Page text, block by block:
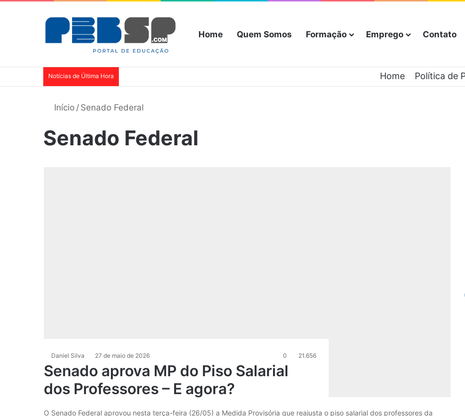
Home Quem Somos Formação Emprego Contato
Notícias de Última Hora Home Política de
Início / Senado Federal
Senado Federal
Daniel Silva 27 de maio de 2026 0 21.656
Senado aprova MP do Piso Salarial
dos Professores – E agora?
O Senado Federal aprovou nesta terça-feira (26/05) a Medida Provisória que reajusta o piso salarial dos professores da